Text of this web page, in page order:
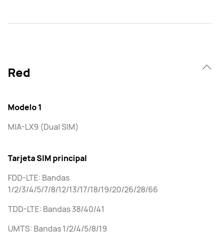
Red
Modelo 1
MIA-LX9 (Dual SIM)
Tarjeta SIM principal
FDD-LTE: Bandas
1/2/3/4/5/7/8/12/13/17/18/19/20/26/28/66
TDD-LTE: Bandas 38/40/41
UMTS: Bandas 1/2/4/5/8/19